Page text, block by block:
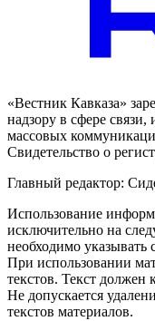
«Вестник Кавказа»
надзору в сфере
массовых
Свидетельство о
Главный редактор:
Использование
исключительно на
необходимо указывать
При использовании
текстов. Текст должен
Не допускается
текстов материалов.